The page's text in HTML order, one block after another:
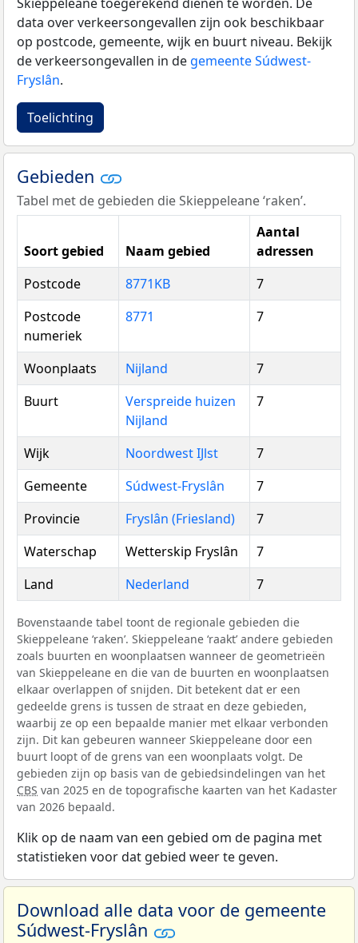
data over verkeersongevallen zijn ook beschikbaar
op postcode, gemeente, wijk en buurt niveau. Bekijk
de verkeersongevallen in de gemeente Súdwest-
Fryslân.
Toelichting
Gebieden
Tabel met de gebieden die Skieppeleane ‘raken’.
Soort gebied Naam gebied
Aantal
adressen
Postcode
8771KB
7
Postcode
numeriek
8771 7
Woonplaats Nijland
7
Buurt
Verspreide huizen
Nijland
7
Wijk Noordwest IJlst
7
Gemeente
Súdwest-Fryslân
7
Provincie
Fryslân (Friesland)
7
Waterschap
Wetterskip Fryslân
7
Land
Nederland 7
Bovenstaande tabel toont de regionale gebieden die
Skieppeleane ‘raken’. Skieppeleane ‘raakt’ andere gebieden
zoals buurten en woonplaatsen wanneer de geometrieën
van Skieppeleane en die van de buurten en woonplaatsen
elkaar overlappen of snijden. Dit betekent dat er een
gedeelde grens is tussen de straat en deze gebieden,
waarbij ze op een bepaalde manier met elkaar verbonden
zijn. Dit kan gebeuren wanneer Skieppeleane door een
buurt loopt of de grens van een woonplaats volgt. De
gebieden zijn op basis van de gebiedsindelingen van het
CBS van 2025 en de topografische kaarten van het Kadaster
van 2026 bepaald.
Klik op de naam van een gebied om de pagina met
statistieken voor dat gebied weer te geven.
Download alle data voor de gemeente
Súdwest-Fryslân